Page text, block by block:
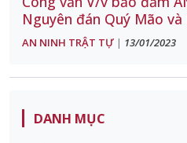
Nguyên đán Quý Mão và
AN NINH TRẬT TỰ | 13/01/2023
DANH MỤC